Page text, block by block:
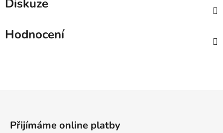
Diskuze
Hodnocení
Přijímáme online platby